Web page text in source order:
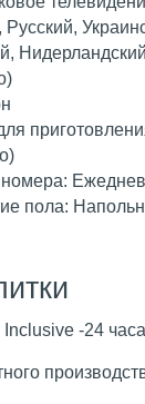
пола:
Inclusive -24 часа